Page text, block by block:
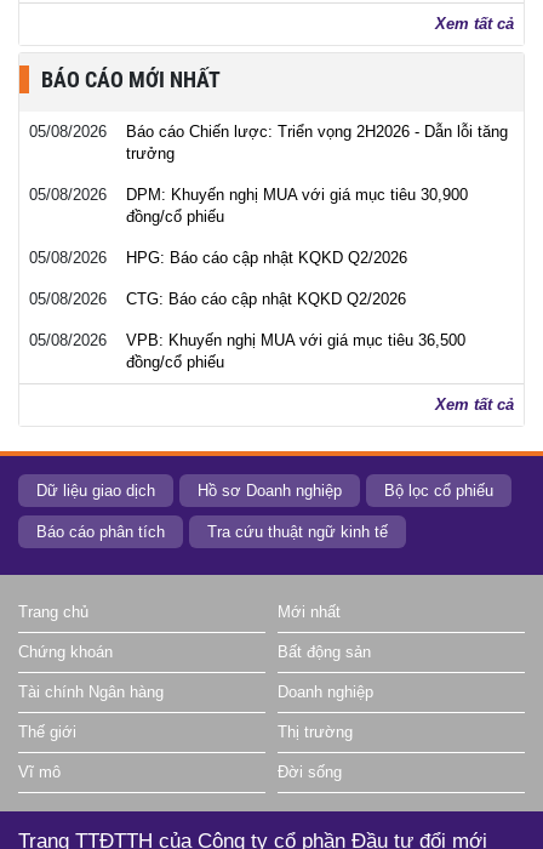
Xem tất cả
BÁO CÁO MỚI NHẤT
05/08/2026
Báo cáo Chiến lược: Triển vọng 2H2026 - Dẫn lỗi tăng
trưởng
05/08/2026
DPM: Khuyến nghị MUA với giá mục tiêu 30,900
đồng/cổ phiếu
05/08/2026 HPG: Báo cáo cập nhật KQKD Q2/2026
05/08/2026 CTG: Báo cáo cập nhật KQKD Q2/2026
05/08/2026
VPB: Khuyến nghị MUA với giá mục tiêu 36,500
đồng/cổ phiếu
Xem tất cả
Dữ liệu giao dịch Hồ sơ Doanh nghiệp Bộ lọc cổ phiếu
Báo cáo phân tích Tra cứu thuật ngữ kinh tế
Trang chủ Mới nhất
Chứng khoán Bất động sản
Tài chính Ngân hàng Doanh nghiệp
Thế giới Thị trường
Vĩ mô Đời sống
Trang TTĐTTH của Công ty cổ phần Đầu tư đổi mới